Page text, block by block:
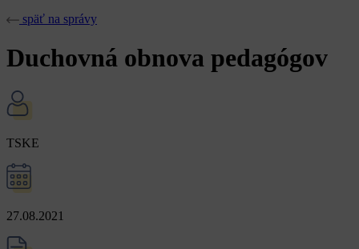
späť na správy
Duchovná obnova pedagógov
TSKE
27.08.2021